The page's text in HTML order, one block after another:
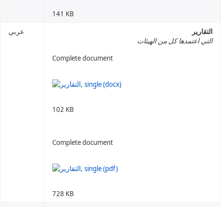
141 KB
عربي
التقارير
التي اعتمدها كل من الهيئات
Complete document
102 KB
Complete document
728 KB